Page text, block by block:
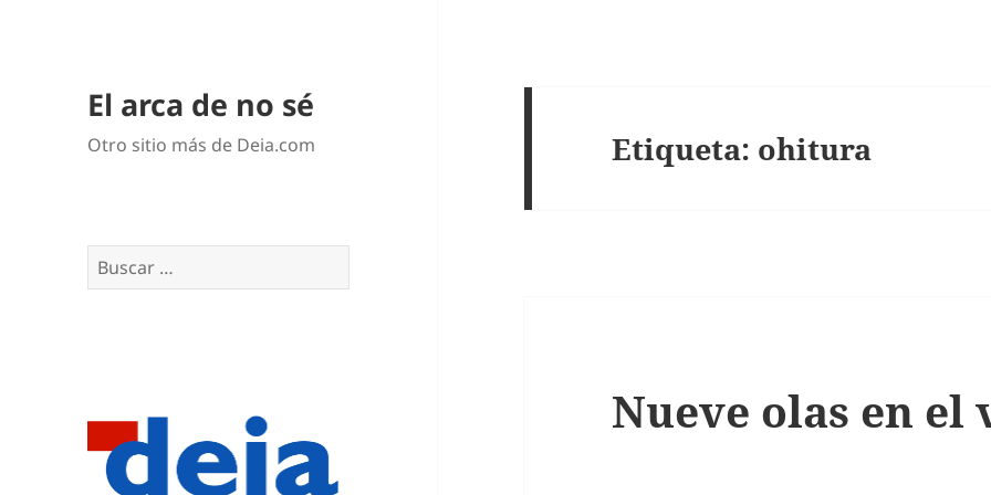
El arca de no sé
Otro sitio más de Deia.com
Buscar:
Etiqueta: ohitura
Nueve olas en el